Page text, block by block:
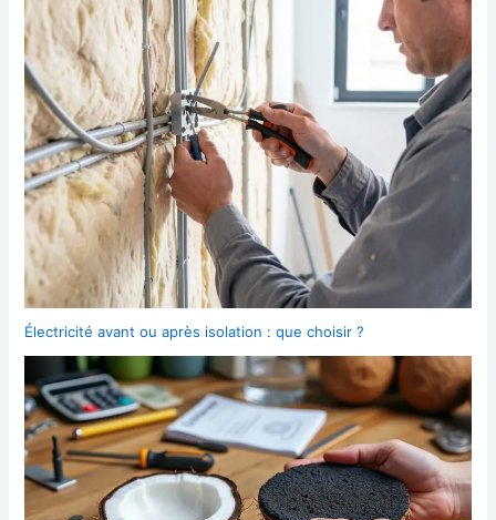
Électricité avant ou après isolation : que choisir ?